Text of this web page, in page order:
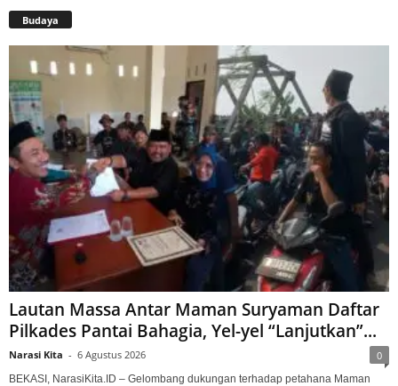
Budaya
Lautan Massa Antar Maman Suryaman Daftar
Pilkades Pantai Bahagia, Yel-yel “Lanjutkan”...
Narasi Kita - 6 Agustus 2026 0
BEKASI, NarasiKita.ID – Gelombang dukungan terhadap petahana Maman